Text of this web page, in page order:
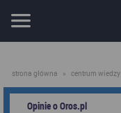
strona główna » centrum wiedzy
Opinie o Oros.pl